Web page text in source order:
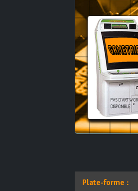
Plate-forme :